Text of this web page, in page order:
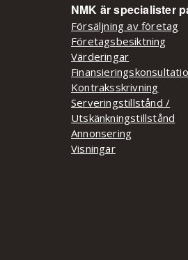
NMK är specialister
Försäljning av företag
Företagsbesiktning
Värderingar
Kontraksskrivning
Serveringstillstånd /
Utskänkningstillstånd
Annonsering
Visningar